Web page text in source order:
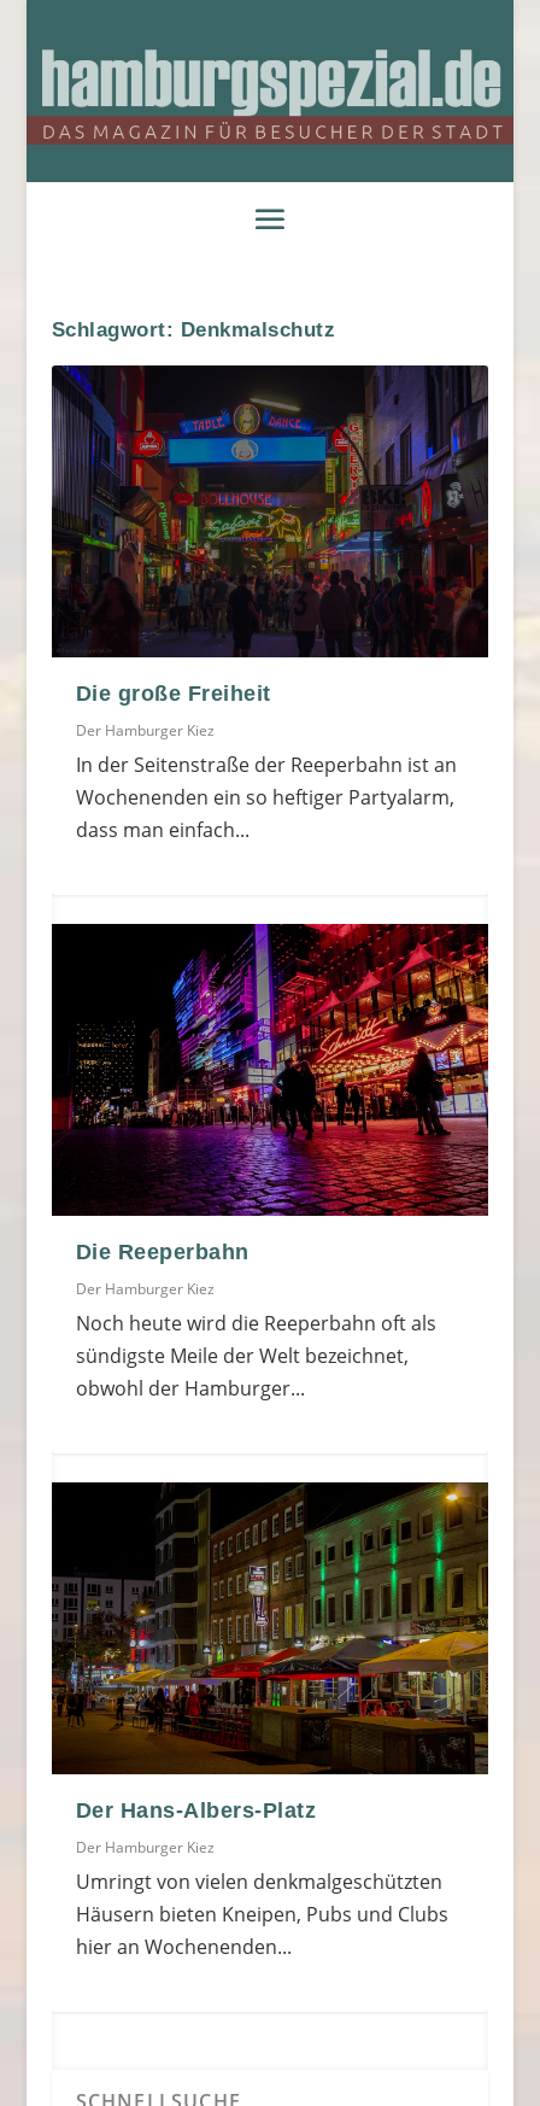
Schlagwort: Denkmalschutz
Die große Freiheit
Der Hamburger Kiez
In der Seitenstraße der Reeperbahn ist an
Wochenenden ein so heftiger Partyalarm,
dass man einfach...
Die Reeperbahn
Der Hamburger Kiez
Noch heute wird die Reeperbahn oft als
sündigste Meile der Welt bezeichnet,
obwohl der Hamburger...
Der Hans-Albers-Platz
Der Hamburger Kiez
Umringt von vielen denkmalgeschützten
Häusern bieten Kneipen, Pubs und Clubs
hier an Wochenenden...